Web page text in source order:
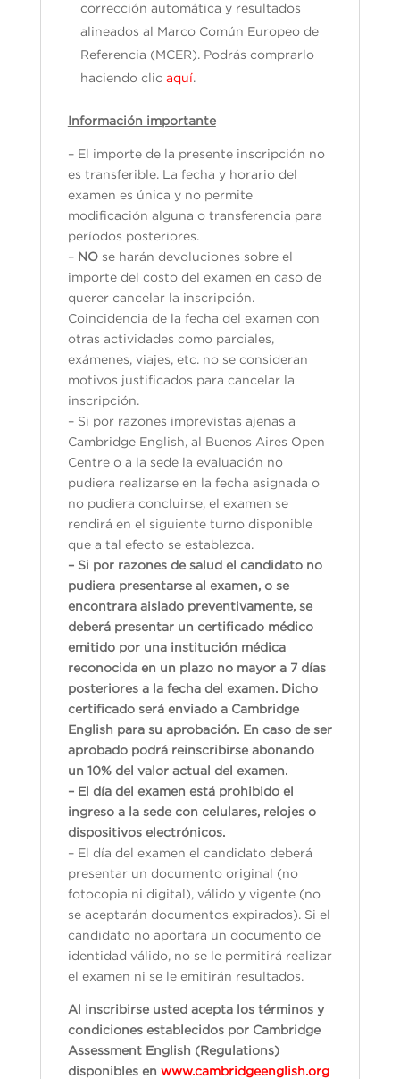
corrección automática y resultados
alineados al Marco Común Europeo de
Referencia (MCER). Podrás comprarlo
haciendo clic aquí.
Información importante
– El importe de la presente inscripción no
es transferible. La fecha y horario del
examen es única y no permite
modificación alguna o transferencia para
períodos posteriores.
– NOse harán devoluciones sobre el
importe del costo del examen en caso de
querer cancelar la inscripción.
Coincidencia de la fecha del examen con
otras actividades como parciales,
exámenes, viajes, etc. no se consideran
motivos justificados para cancelar la
inscripción.
– Si por razones imprevistas ajenas a
Cambridge English, al Buenos Aires Open
Centre o a la sede la evaluación no
pudiera realizarse en la fecha asignada o
no pudiera concluirse, el examen se
rendirá en el siguiente turno disponible
que a tal efecto se establezca.
– Si por razones de salud el candidato no
pudiera presentarse al examen, o se
encontrara aislado preventivamente, se
deberá presentar un certificado médico
emitido por una institución médica
reconocida en un plazo no mayor a 7 días
posteriores a la fecha del examen. Dicho
certificado será enviado a Cambridge
English para su aprobación. En caso de ser
aprobado podrá reinscribirse abonando
un 10% del valor actual del examen.
– El día del examen está prohibido el
ingreso a la sede con celulares, relojes o
dispositivos electrónicos.
– El día del examen el candidato deberá
presentar un documento original (no
fotocopia ni digital), válido y vigente (no
se aceptarán documentos expirados). Si el
candidato no aportara un documento de
identidad válido, no se le permitirá realizar
el examen ni se le emitirán resultados.
Al inscribirse usted acepta los términos y
condiciones establecidos por Cambridge
Assessment English (Regulations)
disponibles en www.cambridgeenglish.org